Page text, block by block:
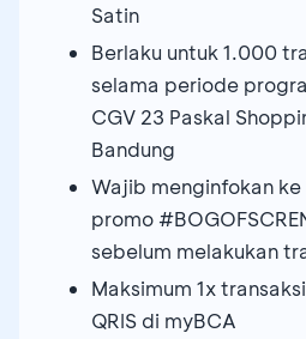
Satin
Berlaku untuk 1.000
selama periode
CGV 23 Paskal
Bandung
Wajib menginfokan
promo
sebelum melakukan
Maksimum 1x
QRIS di myBCA